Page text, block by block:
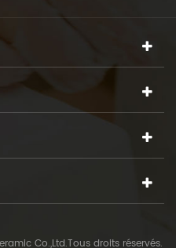
Co.,Ltd.Tous droits réservés.